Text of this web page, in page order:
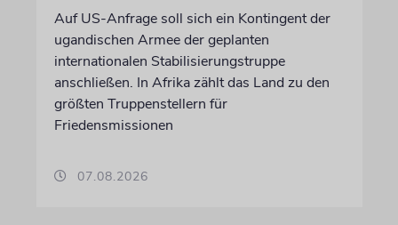
Auf US-Anfrage soll sich ein Kontingent der
ugandischen Armee der geplanten
internationalen Stabilisierungstruppe
anschließen. In Afrika zählt das Land zu den
größten Truppenstellern für
Friedensmissionen
07.08.2026